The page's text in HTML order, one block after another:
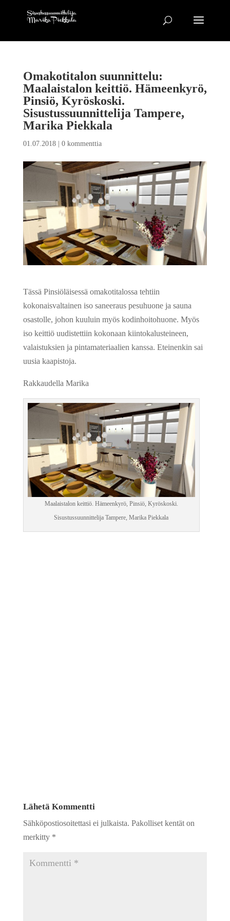
Omakotitalon suunnittelu:
Maalaistalon keittiö. Hämeenkyrö,
Pinsiö, Kyröskoski.
Sisustussuunnittelija Tampere,
Marika Piekkala
01.07.2018| 0 kommenttia
Tässä Pinsiöläisessä omakotitalossa tehtiin
kokonaisvaltainen iso saneeraus pesuhuone ja sauna
osastolle, johon kuuluin myös kodinhoitohuone. Myös
iso keittiö uudistettiin kokonaan kiintokalusteineen,
valaistuksien ja pintamateriaalien kanssa. Eteinenkin sai
uusia kaapistoja.
Rakkaudella Marika
Maalaistalon keittiö. Hämeenkyrö, Pinsiö, Kyröskoski.
Sisustussuunnittelija Tampere, Marika Piekkala
Lähetä Kommentti
Sähköpostiosoitettasi ei julkaista. Pakolliset kentät on
merkitty *